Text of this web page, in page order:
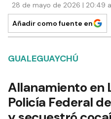
28 de mayo de 2026 | 20:49
Añadir como fuente en
GUALEGUAYCHÚ
Allanamiento en
Policía Federal